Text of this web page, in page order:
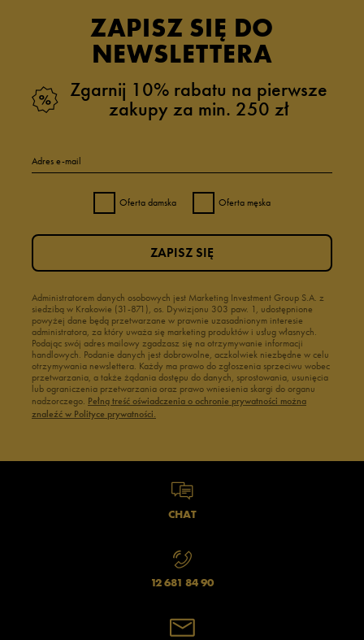
ZAPISZ SIĘ DO
NEWSLETTERA
Zgarnij 10% rabatu na pierwsze
zakupy za min. 250 zł
Adres e-mail
Oferta damska Oferta męska
Administratorem danych osobowych jest Marketing Investment Group S.A. z
siedzibą w Krakowie (31-871), os. Dywizjonu 303 paw. 1, udostępnione
powyżej dane będą przetwarzane w prawnie uzasadnionym interesie
administratora, za który uważa się marketing produktów i usług własnych.
Podając swój adres mailowy zgadzasz się na otrzymywanie informacji
handlowych. Podanie danych jest dobrowolne, aczkolwiek niezbędne w celu
otrzymywania newslettera. Każdy ma prawo do zgłoszenia sprzeciwu wobec
przetwarzania, a także żądania dostępu do danych, sprostowania, usunięcia
lub ograniczenia przetwarzania oraz prawo wniesienia skargi do organu
nadzorczego. Pełną treść oświadczenia o ochronie prywatności można
znaleźć w Polityce prywatności.
ZAPISZ SIĘ
CHAT
12 681 84 90